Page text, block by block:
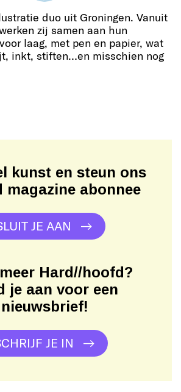
duo uit Groningen. Vanuit
zij samen aan hun
laag, met pen en papier, wat
inkt, stiften…en misschien nog
kunst en steun ons
magazine abonnee
JE AAN
Hard//hoofd?
je aan voor een
nieuwsbrief!
JE IN